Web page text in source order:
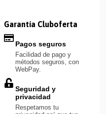
Garantía Cluboferta
Pagos seguros
Facilidad de pago y
métodos seguros, con
WebPay.
Seguridad y
privacidad
Respetamos tu